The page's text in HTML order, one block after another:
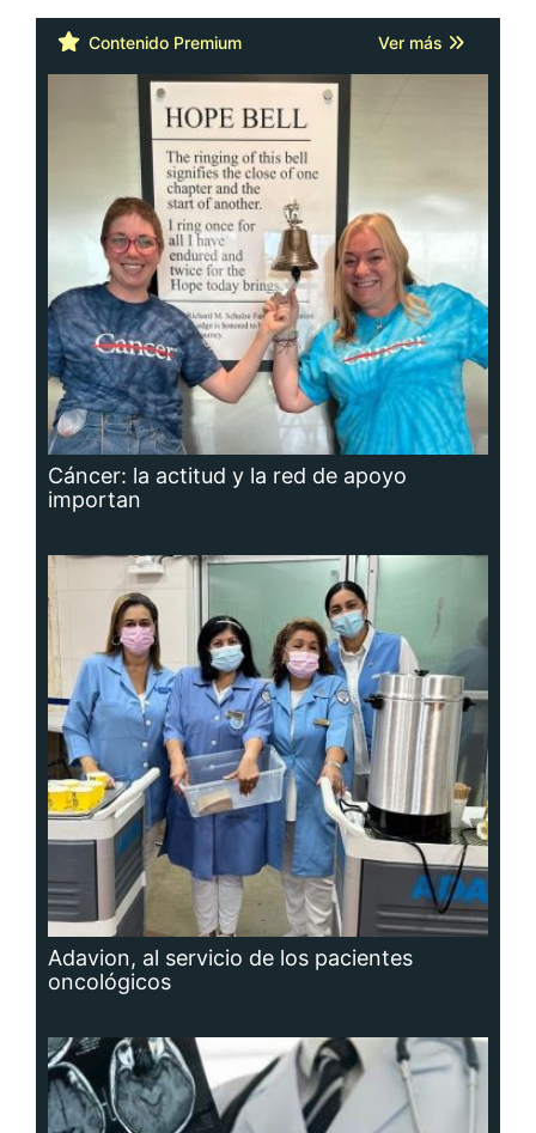
Contenido Premium Ver más
Cáncer: la actitud y la red de apoyo
importan
Adavion, al servicio de los pacientes
oncológicos